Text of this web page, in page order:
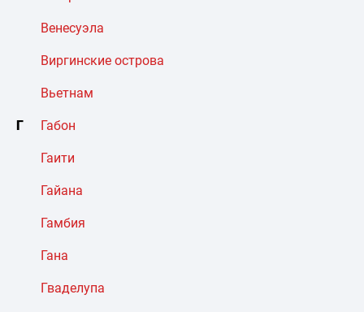
Венесуэла
Виргинские острова
Вьетнам
Г Габон
Гаити
Гайана
Гамбия
Гана
Гваделупа